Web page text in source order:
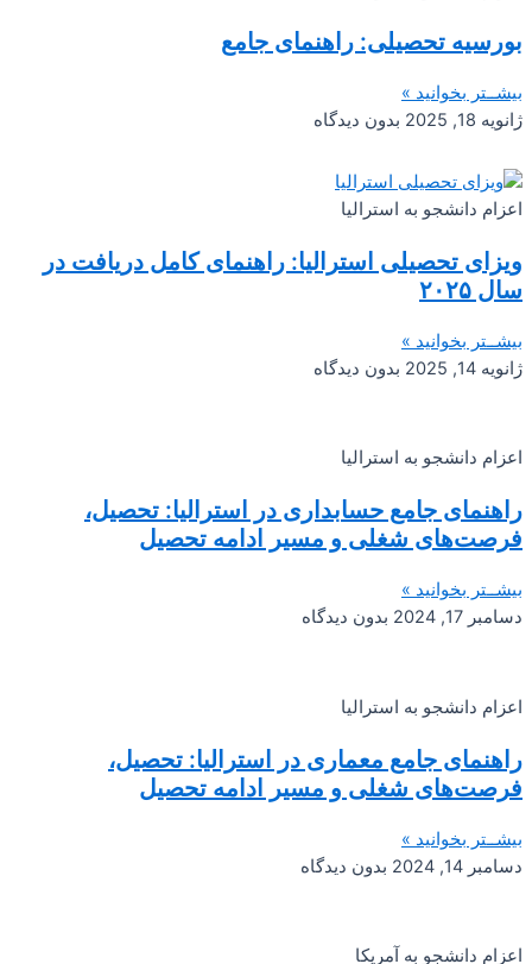
بورسیه تحصیلی: راهنمای جامع
بیشــتر بخوانید »
ژانویه 18, 2025
بدون دیدگاه
اعزام دانشجو به استرالیا
ویزای تحصیلی استرالیا: راهنمای کامل دریافت در
سال ۲۰۲۵
بیشــتر بخوانید »
ژانویه 14, 2025
بدون دیدگاه
اعزام دانشجو به استرالیا
راهنمای جامع حسابداری در استرالیا: تحصیل،
فرصت‌های شغلی و مسیر ادامه تحصیل
بیشــتر بخوانید »
دسامبر 17, 2024
بدون دیدگاه
اعزام دانشجو به استرالیا
راهنمای جامع معماری در استرالیا: تحصیل،
فرصت‌های شغلی و مسیر ادامه تحصیل
بیشــتر بخوانید »
دسامبر 14, 2024
بدون دیدگاه
اعزام دانشجو به آمریکا